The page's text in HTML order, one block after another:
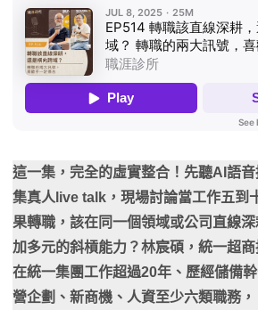
這一集，完全的虛實整合！先聽AI語
集真人live talk，現場討論當工作五到
果轉職，該在同一個領域或公司直線
加多元的斜槓能力？林宸碩，統一超
在統一集團工作超過20年、歷經儲備
營企劃、新商機、人資至少六類職務